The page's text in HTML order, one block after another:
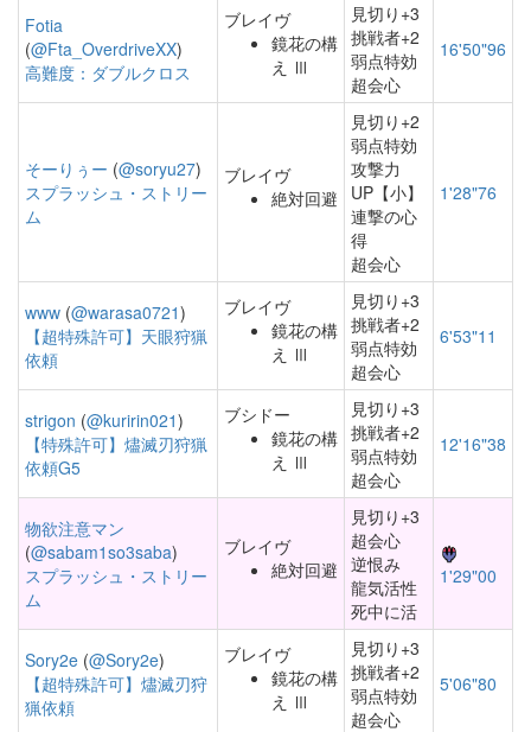
Fotia
(@Fta_OverdriveXX)
高難度：ダブルクロス
ブレイヴ
鏡花の構
え Ⅲ
見切り+3
挑戦者+2
弱点特効
超会心
16'50"96
そーりぅー (@soryu27)
スプラッシュ・ストリー
ム
ブレイヴ
絶対回避
見切り+2
弱点特効
攻撃力
UP【小】
連撃の心
得
超会心
1'28"76
www (@warasa0721)
【超特殊許可】天眼狩猟
依頼
ブレイヴ
鏡花の構
え Ⅲ
見切り+3
挑戦者+2
弱点特効
超会心
6'53"11
strigon (@kuririn021)
【特殊許可】燼滅刃狩猟
依頼G5
ブシドー
鏡花の構
え Ⅲ
見切り+3
挑戦者+2
弱点特効
超会心
12'16"38
物欲注意マン
(@sabam1so3saba)
スプラッシュ・ストリー
ム
ブレイヴ
絶対回避
見切り+3
超会心
逆恨み
龍気活性
死中に活
1'29"00
Sory2e (@Sory2e)
【超特殊許可】燼滅刃狩
猟依頼
ブレイヴ
鏡花の構
え Ⅲ
見切り+3
挑戦者+2
弱点特効
超会心
5'06"80